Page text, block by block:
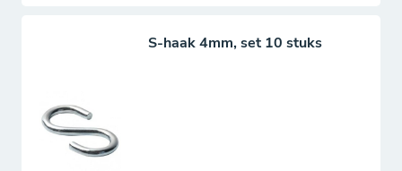
S-haak 4mm, set 10 stuks